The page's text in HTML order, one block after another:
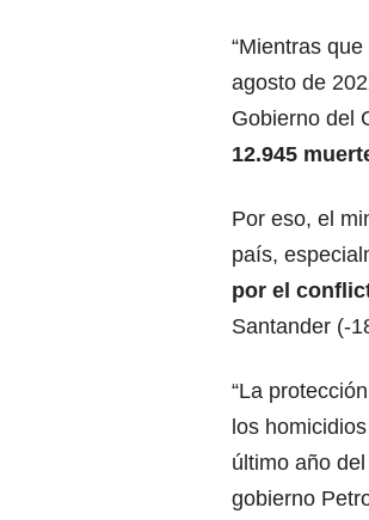
“Mientras
agosto de
Gobierno del
12.945
Por eso, el
país,
por el
Santander (-
“La
los
último año
gobierno